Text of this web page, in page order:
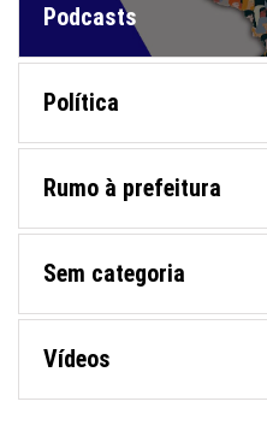
Podcasts
Política
Rumo à prefeitura
Sem categoria
Vídeos